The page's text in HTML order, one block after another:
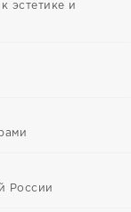
эстетике и
России